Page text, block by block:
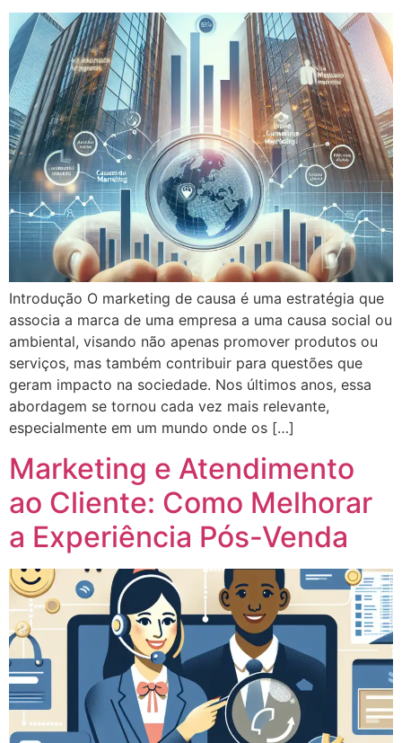
Introdução O marketing de causa é uma estratégia que
associa a marca de uma empresa a uma causa social ou
ambiental, visando não apenas promover produtos ou
serviços, mas também contribuir para questões que
geram impacto na sociedade. Nos últimos anos, essa
abordagem se tornou cada vez mais relevante,
especialmente em um mundo onde os […]
Marketing e Atendimento
ao Cliente: Como Melhorar
a Experiência Pós-Venda